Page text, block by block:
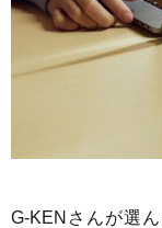
G-KENさんが選